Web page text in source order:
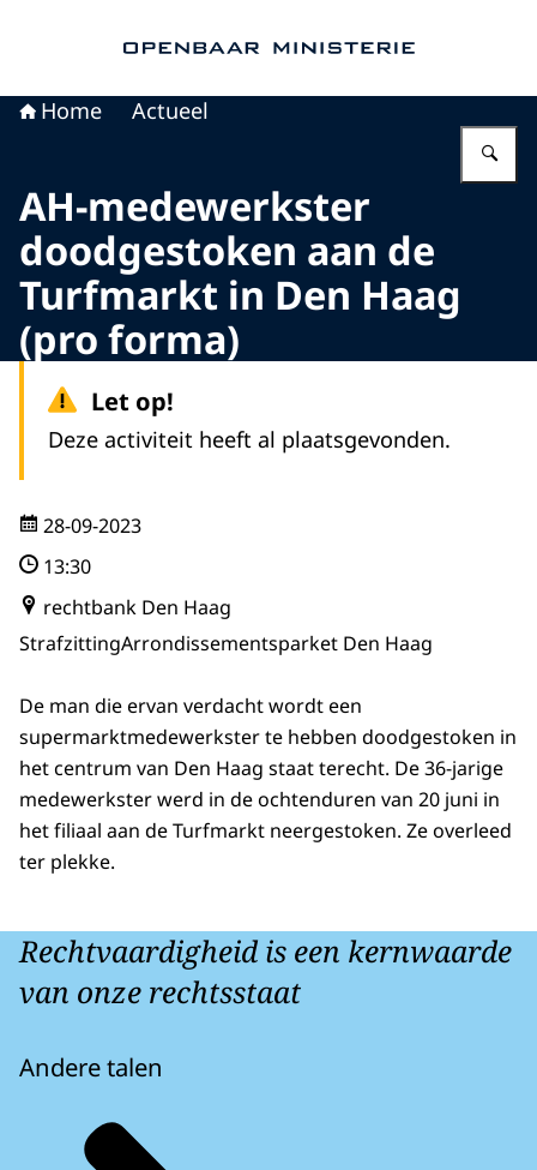
Home Actueel
AH-medewerkster
doodgestoken aan de
Turfmarkt in Den Haag
(pro forma)
Let op!
Deze activiteit heeft al plaatsgevonden.
28-09-2023
13:30
rechtbank Den Haag
StrafzittingArrondissementsparket Den Haag
De man die ervan verdacht wordt een
supermarktmedewerkster te hebben doodgestoken in
het centrum van Den Haag staat terecht. De 36-jarige
medewerkster werd in de ochtenduren van 20 juni in
het filiaal aan de Turfmarkt neergestoken. Ze overleed
ter plekke.
Rechtvaardigheid is een kernwaarde
van onze rechtsstaat
Andere talen